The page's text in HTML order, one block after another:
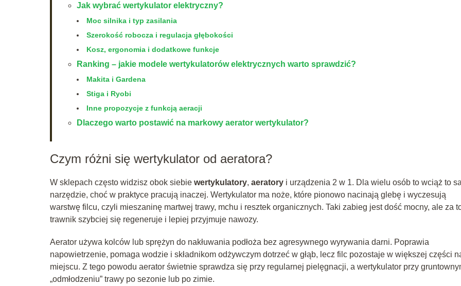
Jak wybrać wertykulator elektryczny?
Moc silnika i typ zasilania
Szerokość robocza i regulacja głębokości
Kosz, ergonomia i dodatkowe funkcje
Ranking – jakie modele wertykulatorów elektrycznych warto sprawdzić?
Makita i Gardena
Stiga i Ryobi
Inne propozycje z funkcją aeracji
Dlaczego warto postawić na markowy aerator wertykulator?
Czym różni się wertykulator od aeratora?
W sklepach często widzisz obok siebie wertykulatory, aeratory i urządzenia 2 w 1. Dla wielu osób to wciąż to
narzędzie, choć w praktyce pracują inaczej. Wertykulator ma noże, które pionowo nacinają glebę i wyczesują
warstwę filcu, czyli mieszaninę martwej trawy, mchu i resztek organicznych. Taki zabieg jest dość mocny, ale za
trawnik szybciej się regeneruje i lepiej przyjmuje nawozy.
Aerator używa kolców lub sprężyn do nakłuwania podłoża bez agresywnego wyrywania darni. Poprawia
napowietrzenie, pomaga wodzie i składnikom odżywczym dotrzeć w głąb, lecz filc pozostaje w większej części
miejscu. Z tego powodu aerator świetnie sprawdza się przy regularnej pielęgnacji, a wertykulator przy
„odmłodzeniu” trawy po sezonie lub po zimie.